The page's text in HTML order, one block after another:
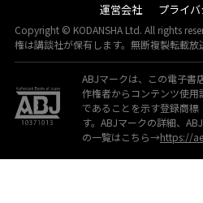
運営会社 プライ
Copyright © KODANSHA Ltd. All rights
権は講談社が保有します。無断複製転載放
ABJマークは、この電子書
作権者からコンテンツ使
であることを示す登録商
す。ABJマークの詳細、
の一覧はこちら→https://